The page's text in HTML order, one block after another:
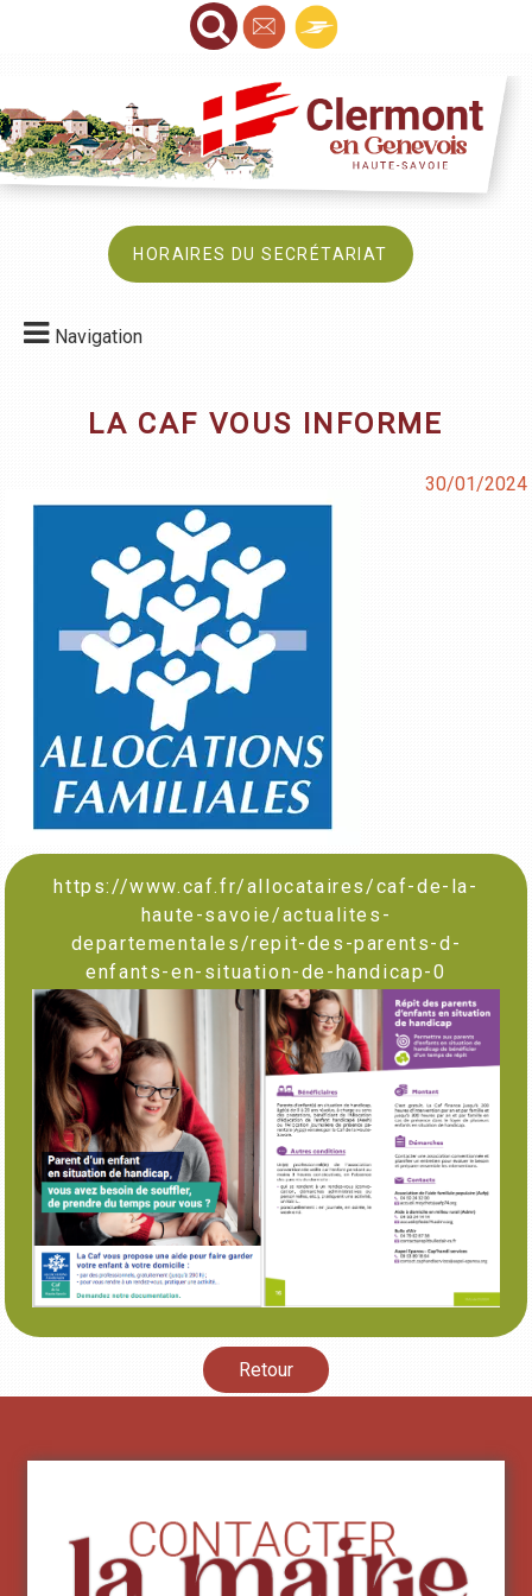
HORAIRES DU SECRÉTARIAT
Navigation
LA CAF VOUS INFORME
30/01/2024
https://www.caf.fr/allocataires/caf-de-la-
haute-savoie/actualites-
departementales/repit-des-parents-d-
enfants-en-situation-de-handicap-0
Retour